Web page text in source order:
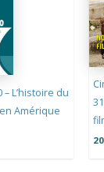
– L’histoire du
Amérique